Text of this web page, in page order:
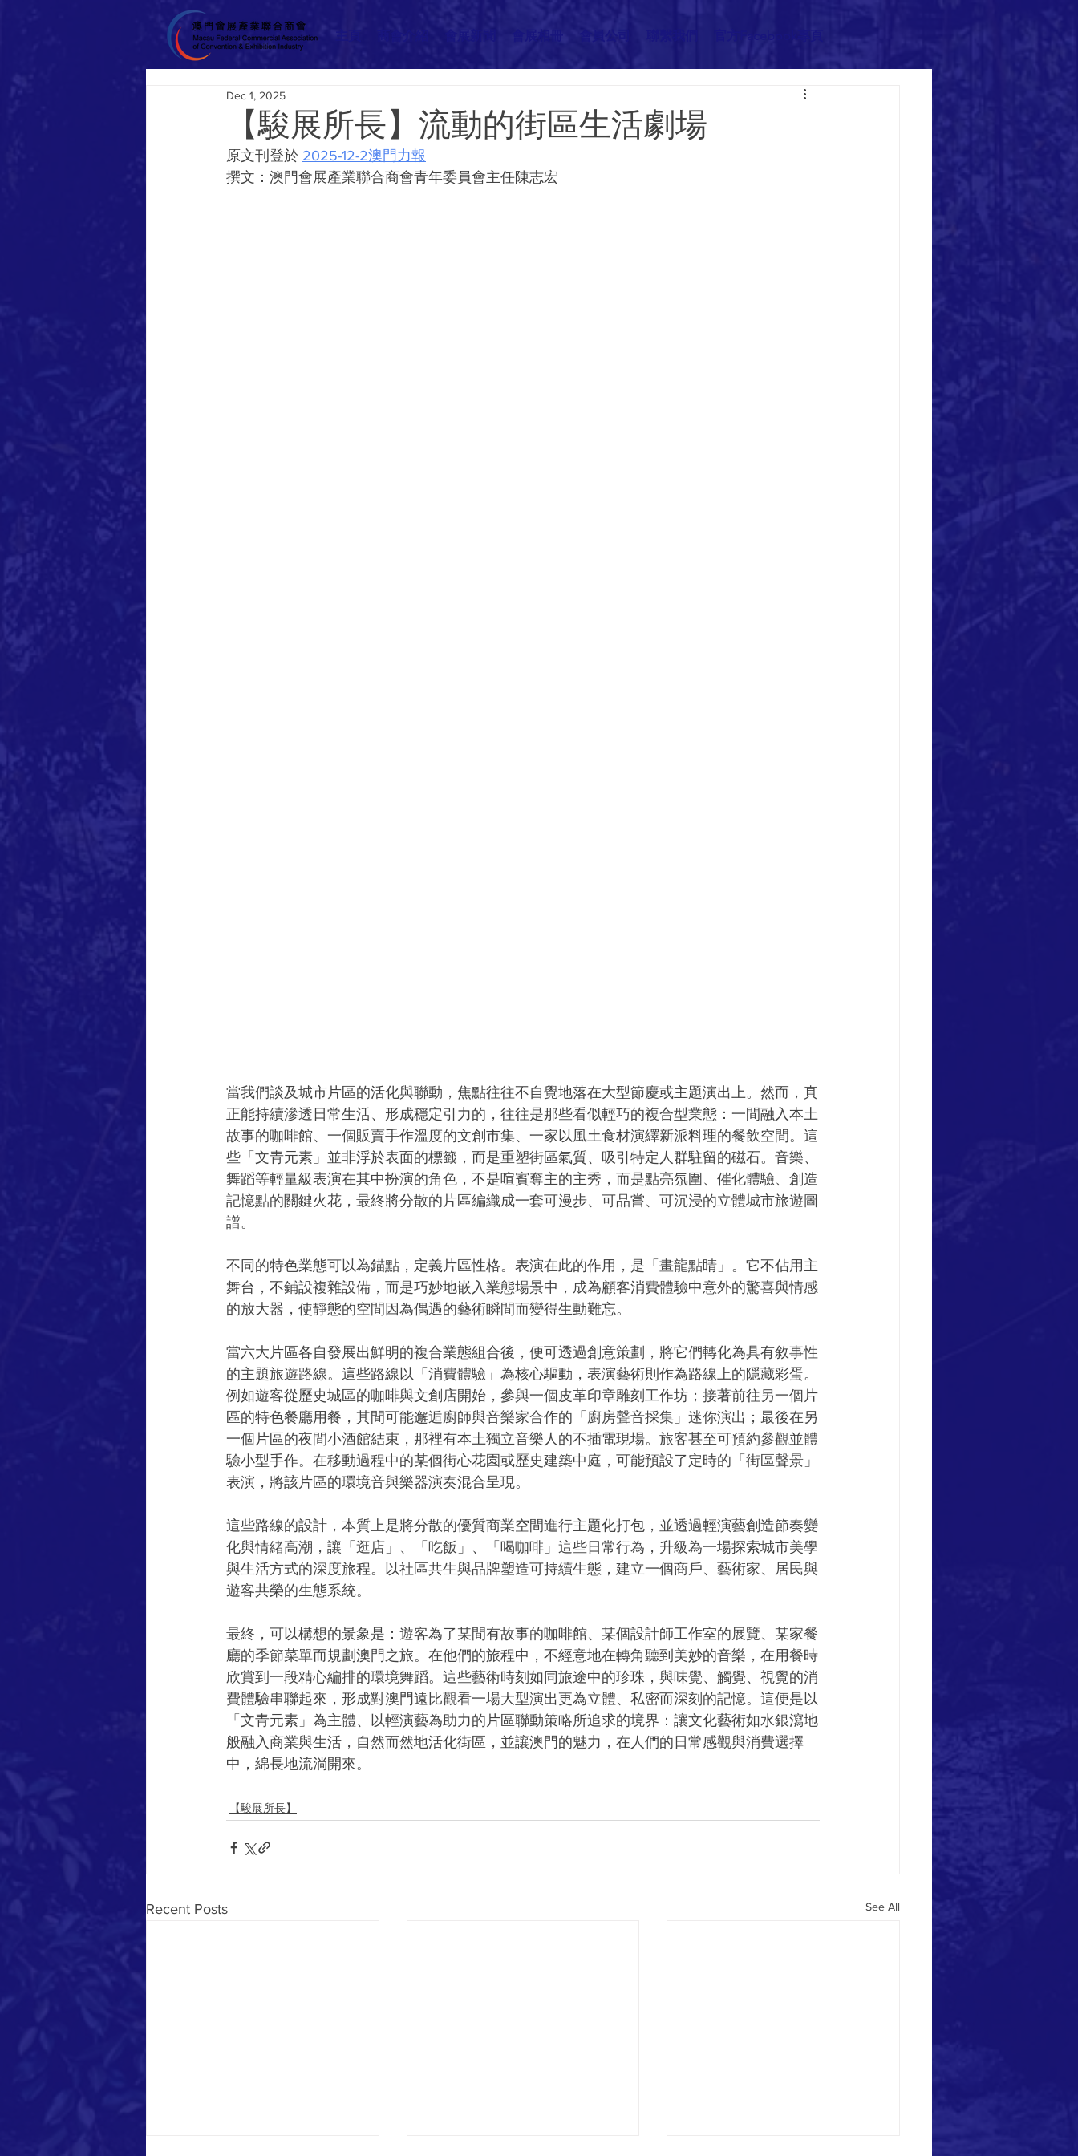
【駿展所長】流動的街區生活劇場
Dec 1, 2025
原文刊登於 2025-12-2澳門力報
撰文：澳門會展產業聯合商會青年委員會主任陳志宏
當我們談及城市片區的活化與聯動，焦點往往不自覺地落在大型節慶或主題演出上。然而，真
正能持續滲透日常生活、形成穩定引力的，往往是那些看似輕巧的複合型業態：一間融入本土
故事的咖啡館、一個販賣手作溫度的文創市集、一家以風土食材演繹新派料理的餐飲空間。這
些「文青元素」並非浮於表面的標籤，而是重塑街區氣質、吸引特定人群駐留的磁石。音樂、
舞蹈等輕量級表演在其中扮演的角色，不是喧賓奪主的主秀，而是點亮氛圍、催化體驗、創造
記憶點的關鍵火花，最終將分散的片區編織成一套可漫步、可品嘗、可沉浸的立體城市旅遊圖
譜。
不同的特色業態可以為錨點，定義片區性格。表演在此的作用，是「畫龍點睛」。它不佔用主
舞台，不鋪設複雜設備，而是巧妙地嵌入業態場景中，成為顧客消費體驗中意外的驚喜與情感
的放大器，使靜態的空間因為偶遇的藝術瞬間而變得生動難忘。
當六大片區各自發展出鮮明的複合業態組合後，便可透過創意策劃，將它們轉化為具有敘事性
的主題旅遊路線。這些路線以「消費體驗」為核心驅動，表演藝術則作為路線上的隱藏彩蛋。
例如遊客從歷史城區的咖啡與文創店開始，參與一個皮革印章雕刻工作坊；接著前往另一個片
區的特色餐廳用餐，其間可能邂逅廚師與音樂家合作的「廚房聲音採集」迷你演出；最後在另
一個片區的夜間小酒館結束，那裡有本土獨立音樂人的不插電現場。旅客甚至可預約參觀並體
驗小型手作。在移動過程中的某個街心花園或歷史建築中庭，可能預設了定時的「街區聲景」
表演，將該片區的環境音與樂器演奏混合呈現。
這些路線的設計，本質上是將分散的優質商業空間進行主題化打包，並透過輕演藝創造節奏變
化與情緒高潮，讓「逛店」、「吃飯」、「喝咖啡」這些日常行為，升級為一場探索城市美學
與生活方式的深度旅程。以社區共生與品牌塑造可持續生態，建立一個商戶、藝術家、居民與
遊客共榮的生態系統。
最終，可以構想的景象是：遊客為了某間有故事的咖啡館、某個設計師工作室的展覽、某家餐
廳的季節菜單而規劃澳門之旅。在他們的旅程中，不經意地在轉角聽到美妙的音樂，在用餐時
欣賞到一段精心編排的環境舞蹈。這些藝術時刻如同旅途中的珍珠，與味覺、觸覺、視覺的消
費體驗串聯起來，形成對澳門遠比觀看一場大型演出更為立體、私密而深刻的記憶。這便是以
「文青元素」為主體、以輕演藝為助力的片區聯動策略所追求的境界：讓文化藝術如水銀瀉地
般融入商業與生活，自然而然地活化街區，並讓澳門的魅力，在人們的日常感觀與消費選擇
中，綿長地流淌開來。
【駿展所長】
Recent Posts See All